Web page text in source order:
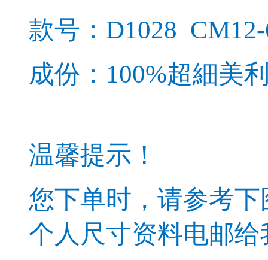
款号：D1028
成份：100%超細美
温馨提示！
您下单时，请参考
个人尺寸资料电邮给